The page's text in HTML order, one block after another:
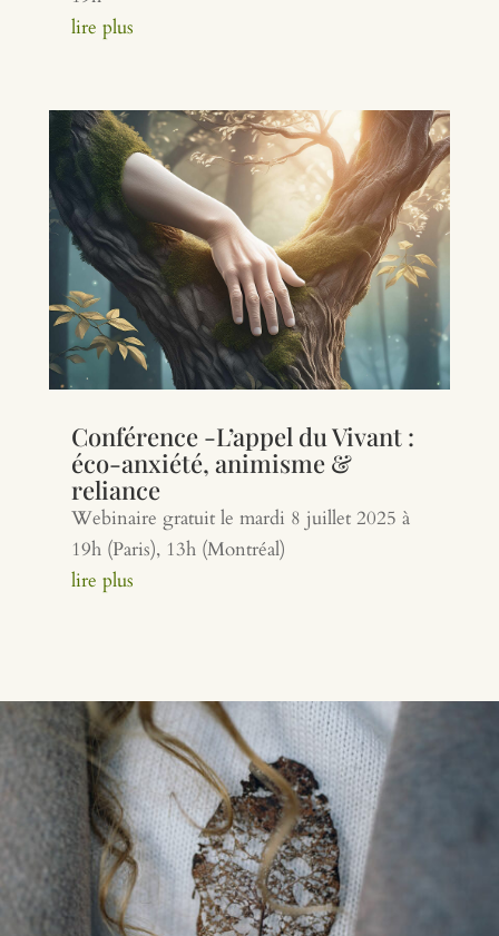
lire plus
Conférence -L’appel du Vivant :
éco-anxiété, animisme &
reliance
Webinaire gratuit le mardi 8 juillet 2025 à
19h (Paris), 13h (Montréal)
lire plus